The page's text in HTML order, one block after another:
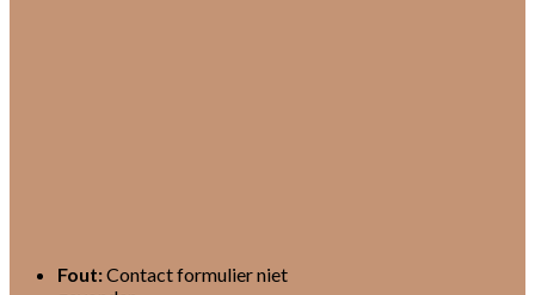
Fout:Contact formulier niet